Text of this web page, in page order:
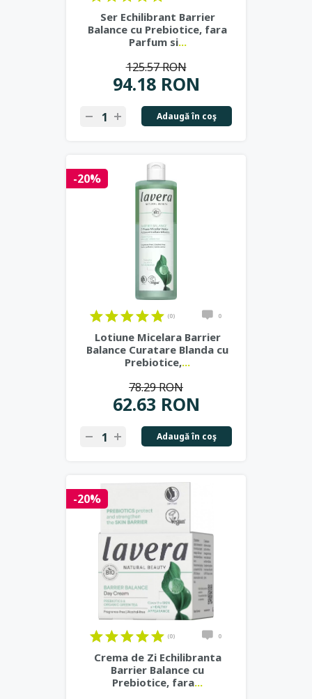
Ser Echilibrant Barrier
Balance cu Prebiotice, fara
Parfum si...
94.18 RON
125.57 RON
Adaugă în coş
-20%
(0) 0
Lotiune Micelara Barrier
Balance Curatare Blanda cu
Prebiotice,...
62.63 RON
78.29 RON
Adaugă în coş
-20%
(0) 0
Crema de Zi Echilibranta
Barrier Balance cu
Prebiotice, fara...